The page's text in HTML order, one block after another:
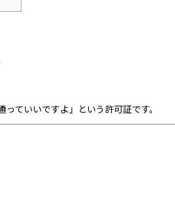
ていいですよ」という許可証です。